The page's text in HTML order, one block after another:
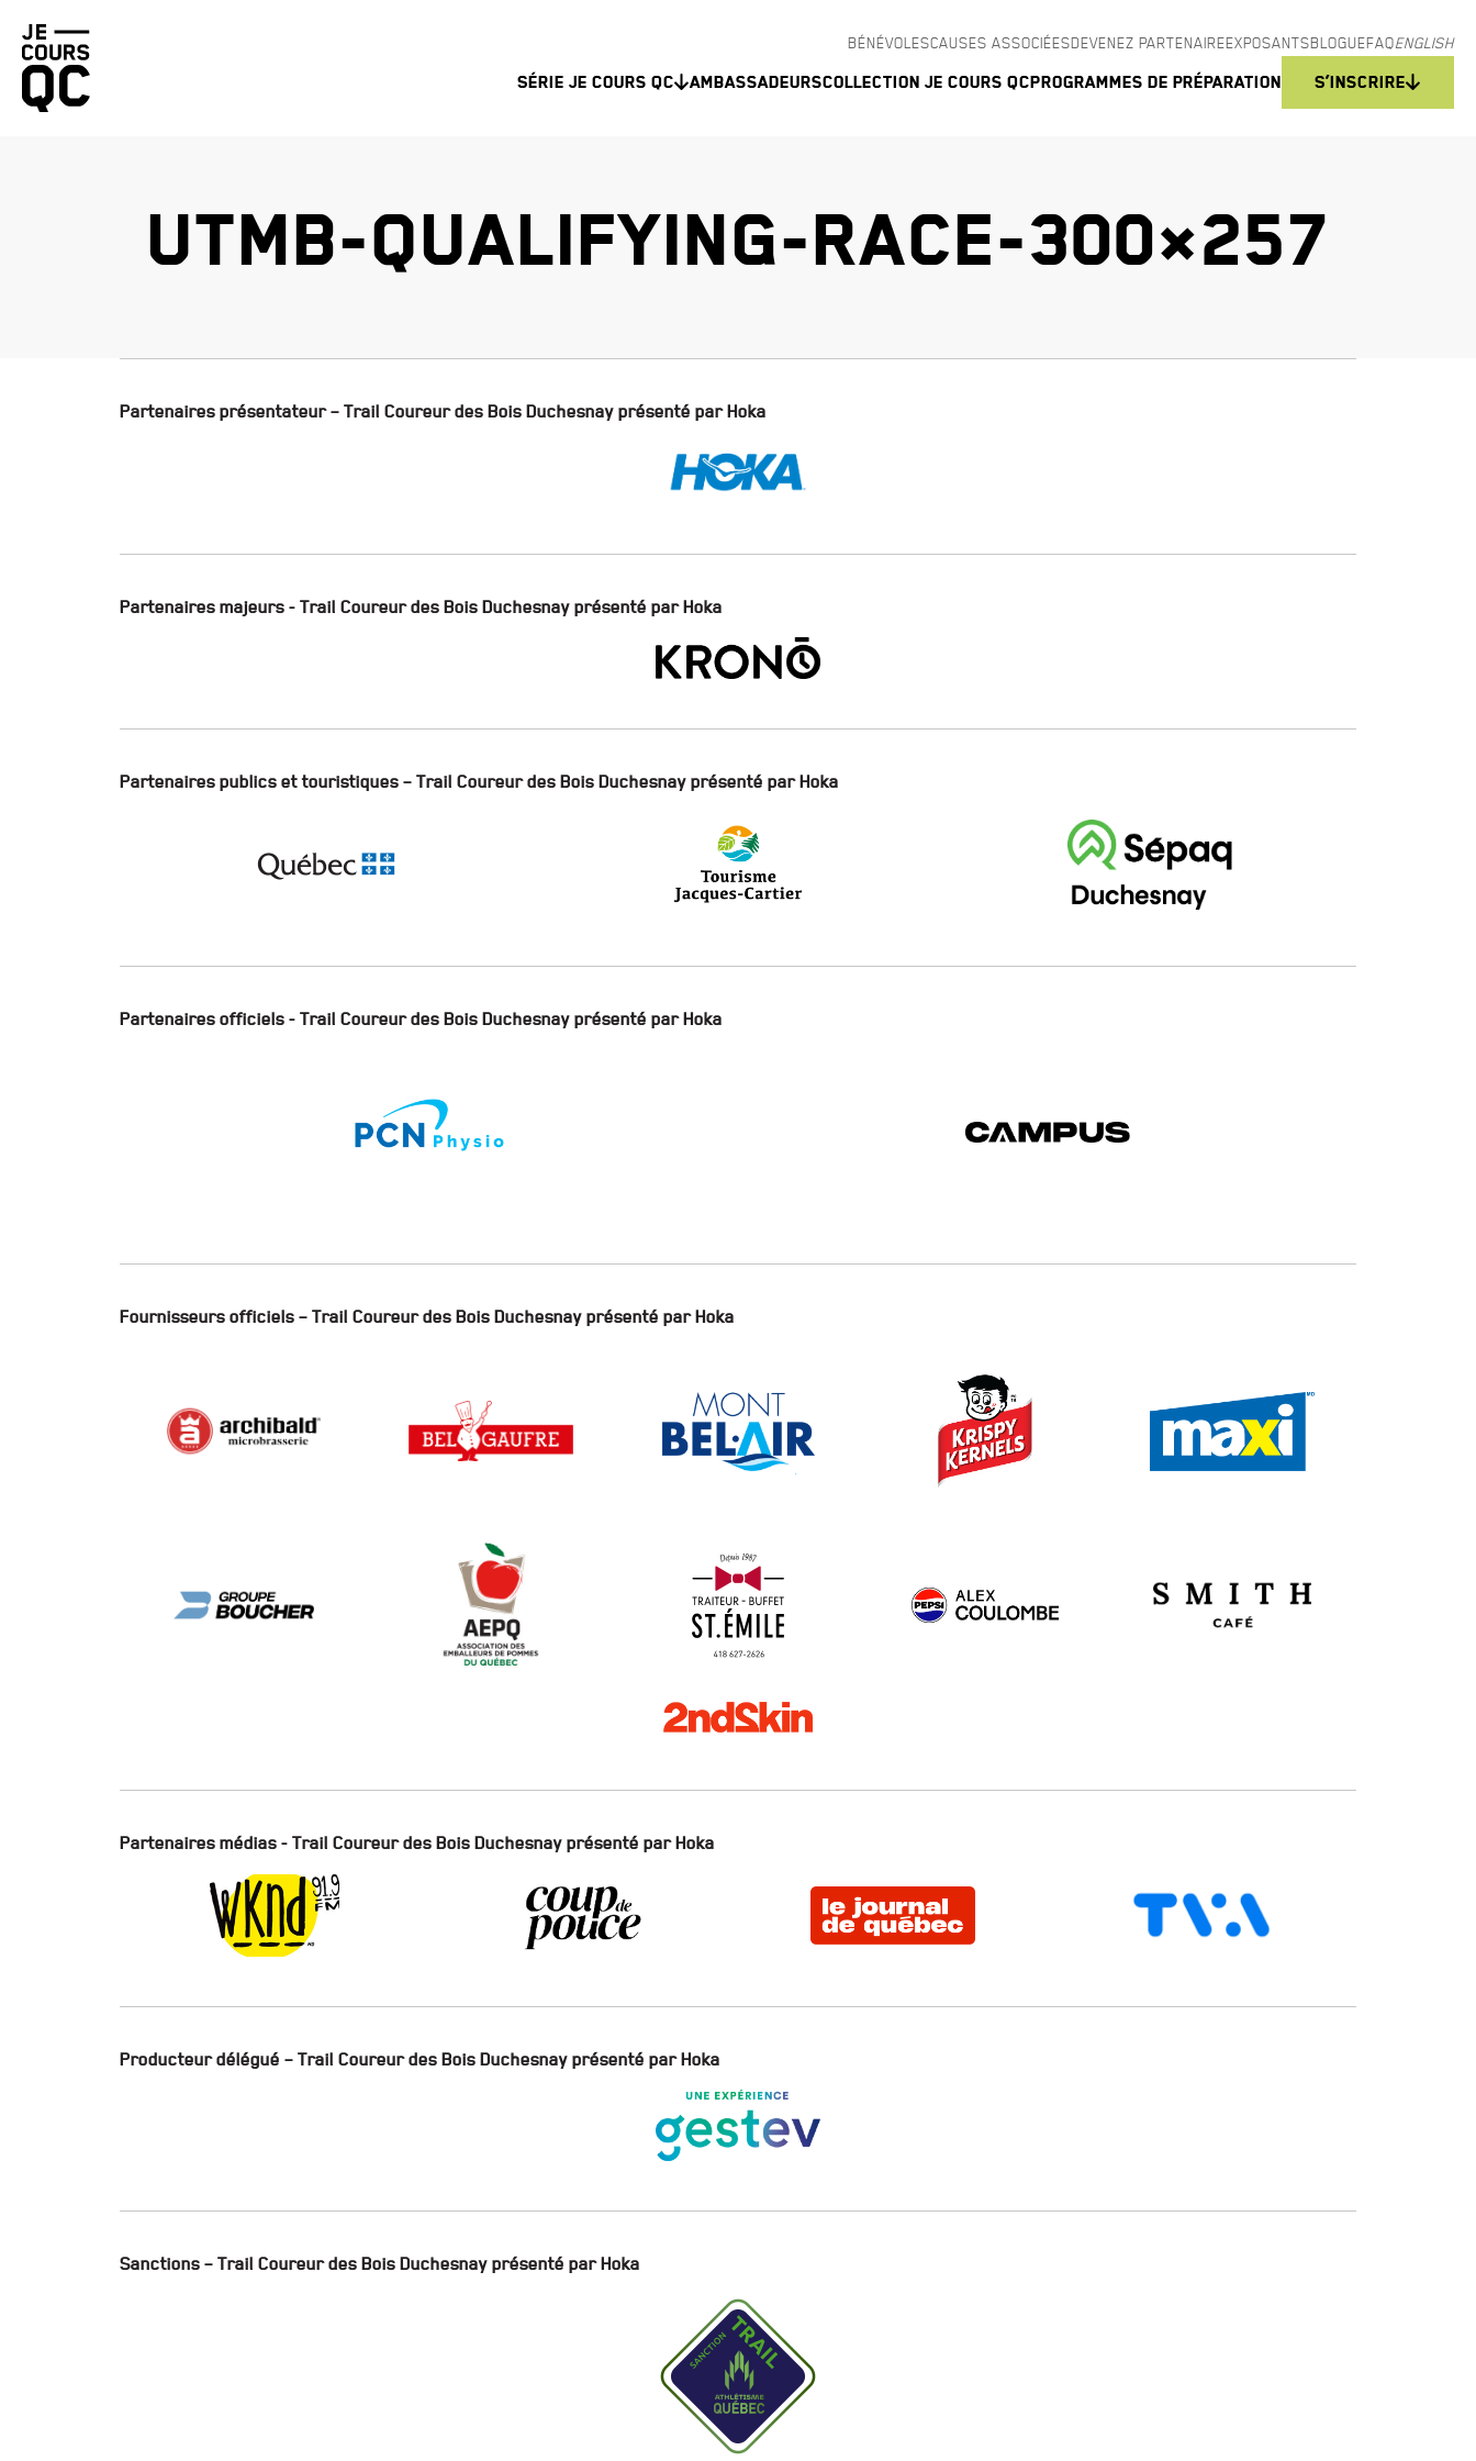
Retourner
la
BÉNÉVOLESCAUSES ASSOCIÉESDEVENEZ PARTENAIREEXPOSANTSBLOGUEFAQENGLISH
Série Je Cours QC AmbassadeursCollection Je Cours QCProgrammes de préparation S’inscrire
UTMB-QUALIFYING-RACE-300×257
Partenaires présentateur – Trail Coureur des Bois Duchesnay présenté par Hoka
Partenaires majeurs - Trail Coureur des Bois Duchesnay présenté par Hoka
Partenaires publics et touristiques – Trail Coureur des Bois Duchesnay présenté par Hoka
Partenaires officiels - Trail Coureur des Bois Duchesnay présenté par Hoka
Fournisseurs officiels – Trail Coureur des Bois Duchesnay présenté par Hoka
Partenaires médias - Trail Coureur des Bois Duchesnay présenté par Hoka
Producteur délégué – Trail Coureur des Bois Duchesnay présenté par Hoka
Sanctions – Trail Coureur des Bois Duchesnay présenté par Hoka